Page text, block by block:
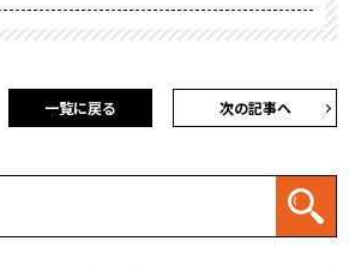
次の記事へ
一覧に戻る